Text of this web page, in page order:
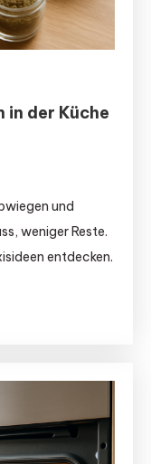
in der Küche
und
weniger Reste.
entdecken.